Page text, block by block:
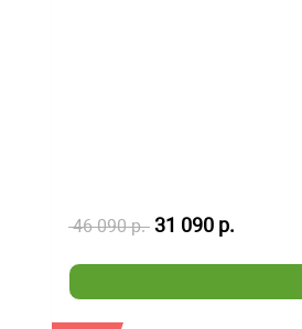
46 090 р. 31 090 р.